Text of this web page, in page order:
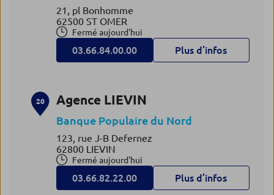
21, pl Bonhomme
62500 ST OMER
Fermé aujourd'hui
03.66.84.00.00 Plus d’infos
20 Agence LIEVIN
Banque Populaire du Nord
123, rue J-B Defernez
62800 LIEVIN
Fermé aujourd'hui
03.66.82.22.00 Plus d’infos